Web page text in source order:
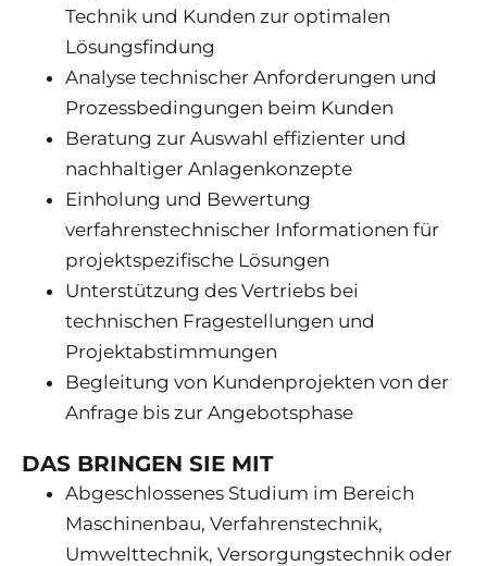
Technik und Kunden zur optimalen
Lösungsfindung
Analyse technischer Anforderungen und
Prozessbedingungen beim Kunden
Beratung zur Auswahl effizienter und
nachhaltiger Anlagenkonzepte
Einholung und Bewertung
verfahrenstechnischer Informationen für
projektspezifische Lösungen
Unterstützung des Vertriebs bei
technischen Fragestellungen und
Projektabstimmungen
Begleitung von Kundenprojekten von der
Anfrage bis zur Angebotsphase
DAS BRINGEN SIE MIT
Abgeschlossenes Studium im Bereich
Maschinenbau, Verfahrenstechnik,
Umwelttechnik, Versorgungstechnik oder